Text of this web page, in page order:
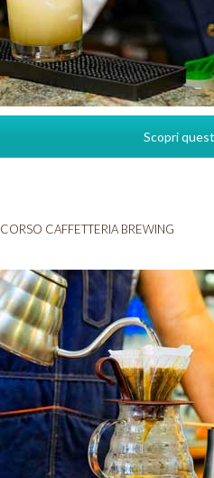
Scopri
CORSO CAFFETTERIA BREWING